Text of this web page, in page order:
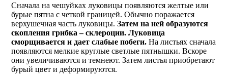
Сначала на чешуйках луковицы появляются желтые или
бурые пятна с четкой границей. Обычно поражается
верхушечная часть луковицы. Затем на ней образуются
скопления грибка – склероции. Луковица
сморщивается и дает слабые побеги. На листьях сначала
появляются мелкие круглые светлые пятнышки. Вскоре
они увеличиваются и темнеют. Затем листья приобретают
бурый цвет и деформируются.